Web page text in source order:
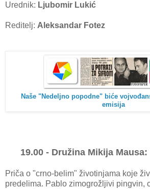
Urednik: Ljubomir Lukić
Reditelj: Aleksandar Fotez
Naše "Nedeljno popodne" biće
emisija
19.00 - Družina Mikija
Priča o "crno-belim" životinjama koje
predelima. Pablo zimogrožljivi pingvin,